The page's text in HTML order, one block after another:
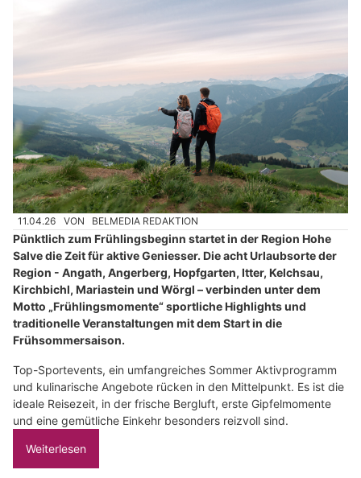
11.04.26 VON BELMEDIA REDAKTION
Pünktlich zum Frühlingsbeginn startet in der Region Hohe
Salve die Zeit für aktive Geniesser. Die acht Urlaubsorte der
Region - Angath, Angerberg, Hopfgarten, Itter, Kelchsau,
Kirchbichl, Mariastein und Wörgl – verbinden unter dem
Motto „Frühlingsmomente“ sportliche Highlights und
traditionelle Veranstaltungen mit dem Start in die
Frühsommersaison.
Top-Sportevents, ein umfangreiches Sommer Aktivprogramm
und kulinarische Angebote rücken in den Mittelpunkt. Es ist die
ideale Reisezeit, in der frische Bergluft, erste Gipfelmomente
und eine gemütliche Einkehr besonders reizvoll sind.
Weiterlesen